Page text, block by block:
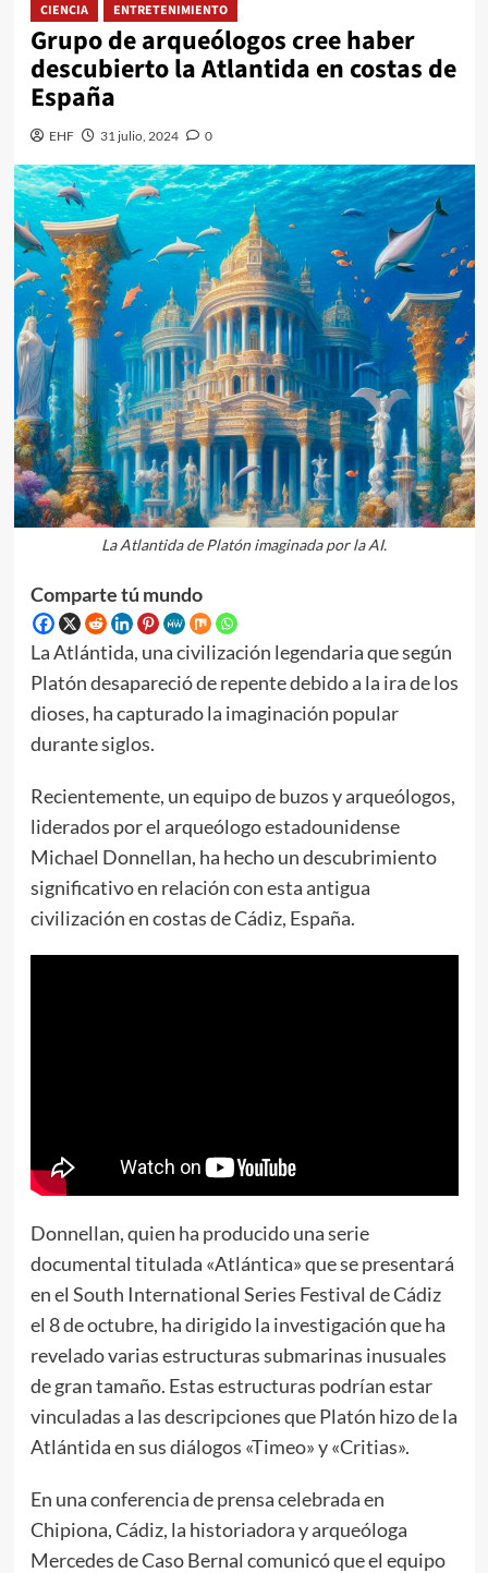
CIENCIA ENTRETENIMIENTO
Grupo de arqueólogos cree haber
descubierto la Atlantida en costas de
España
EHF 31 julio, 2024 0
La Atlantida de Platón imaginada por la AI.
Comparte tú mundo
La Atlántida, una civilización legendaria que según
Platón desapareció de repente debido a la ira de los
dioses, ha capturado la imaginación popular
durante siglos.
Recientemente, un equipo de buzos y arqueólogos,
liderados por el arqueólogo estadounidense
Michael Donnellan, ha hecho un descubrimiento
significativo en relación con esta antigua
civilización en costas de Cádiz, España.
Donnellan, quien ha producido una serie
documental titulada «Atlántica» que se presentará
en el South International Series Festival de Cádiz
el 8 de octubre, ha dirigido la investigación que ha
revelado varias estructuras submarinas inusuales
de gran tamaño. Estas estructuras podrían estar
vinculadas a las descripciones que Platón hizo de la
Atlántida en sus diálogos «Timeo» y «Critias».
En una conferencia de prensa celebrada en
Chipiona, Cádiz, la historiadora y arqueóloga
Mercedes de Caso Bernal comunicó que el equipo